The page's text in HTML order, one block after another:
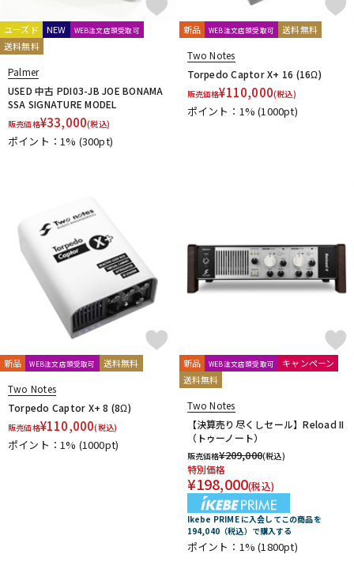
Mercury MAGNETICS
Mesa Boogie
MONSTER CABLE
Montreux
MOOER
Morgan Amplification
N-R
Neural DSP NIKKO Noah’sark NUX Orange
Oyaide
P.R.S. Pearl PEAVEY
PIGNOSE
PJB（Phil Jones Bass）
Positive Grid
Providence
strymon
Suhr Amps
Tone King
Two Notes
U-Z
Udo Roesner Amps Universal Audio
unknown
VANDERKLEY
VHT VOVOX VOX
YAMAHA
ZT Amp Z-VEX
キョーリツ
ユーズド NEW WEB注文店頭受取可
送料無料
Palmer
USED 中古 PDI03-JB JOE BONAMA
SSA SIGNATURE MODEL
販売価格¥33,000(税込)
ポイント：1% (300pt)
新品 WEB注文店頭受取可 送料無料
Two Notes
Torpedo Captor X+ 16 (16Ω)
販売価格¥110,000(税込)
ポイント：1%(1000pt)
新品 WEB注文店頭受取可 送料無料
Two Notes
Torpedo Captor X+ 8 (8Ω)
販売価格¥110,000(税込)
ポイント：1% (1000pt)
新品 WEB注文店頭受取可
キャンペーン
送料無料
Two Notes
【決算売り尽くしセール】Reload II
（トゥーノート）
販売価格¥209,000(税込)
特別価格
¥198,000(税込)
Ikebe PRIME に入会してこの商品を
194,040（税込）で購入する
ポイント：1%(1800pt)